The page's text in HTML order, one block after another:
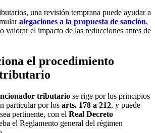
una revisión temprana puede ayudar a
alegaciones a la propuesta de sanción,
valorar el impacto de las reducciones antes de
el procedimiento
tributario se rige por los principios
particular por los arts. 178 a 212, y puede
pertinente, con el Real Decreto
el Reglamento general del régimen